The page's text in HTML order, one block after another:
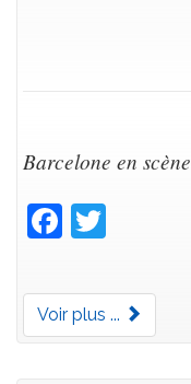
Barcelone en scène
Facebook
Voir plus ...